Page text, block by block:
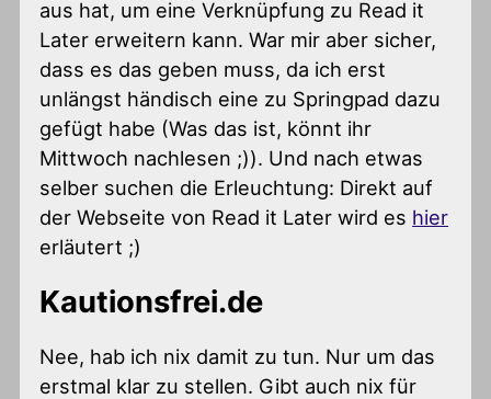
aus hat, um eine Verknüpfung zu Read it
Later erweitern kann. War mir aber sicher,
dass es das geben muss, da ich erst
unlängst händisch eine zu Springpad dazu
gefügt habe (Was das ist, könnt ihr
Mittwoch nachlesen ;)). Und nach etwas
selber suchen die Erleuchtung: Direkt auf
der Webseite von Read it Later wird es hier
erläutert ;)
Kautionsfrei.de
Nee, hab ich nix damit zu tun. Nur um das
erstmal klar zu stellen. Gibt auch nix für